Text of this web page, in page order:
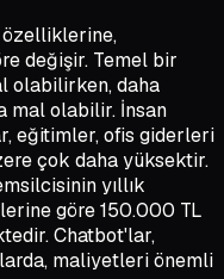
özelliklerine,
değişir. Temel bir
olabilirken, daha
mal olabilir. İnsan
eğitimler, ofis giderleri
çok daha yüksektir.
yıllık
göre 150.000 TL
Chatbot'lar,
maliyetleri önemli